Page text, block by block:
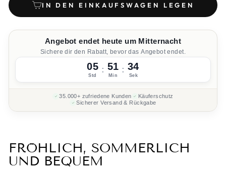
IN DEN EINKAUFSWAGEN LEGEN
Angebot endet heute um Mitternacht
Sichere dir den Rabatt, bevor das Angebot endet.
05
Std
: 51
Min
: 33
Sek
35.000+ zufriedene Kunden
Käuferschutz
Sicherer Versand & Rückgabe
FRÖHLICH, SOMMERLICH
UND BEQUEM